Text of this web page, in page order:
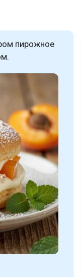
пирожное